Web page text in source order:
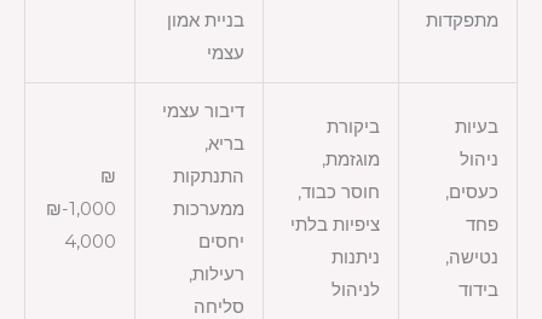
מתפקדות
בניית אמון
עצמי
בעיות
ניהול
כעסים,
פחד
נטישה,
בידוד
ביקורת
מוגזמת,
חוסר כבוד,
ציפיות בלתי
ניתנות
לניהול
דיבור עצמי
בריא,
התנתקות
ממערכות
יחסים
רעילות,
סליחה
₪
1,000-₪
4,000